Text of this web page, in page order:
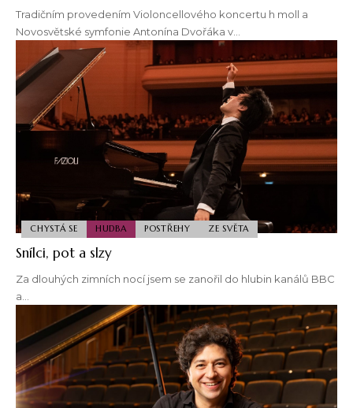
Tradičním provedením Violoncellového koncertu h moll a
Novosvětské symfonie Antonína Dvořáka v…
CHYSTÁ SE HUDBA POSTŘEHY ZE SVĚTA
Snílci, pot a slzy
Za dlouhých zimních nocí jsem se zanořil do hlubin kanálů BBC
a…